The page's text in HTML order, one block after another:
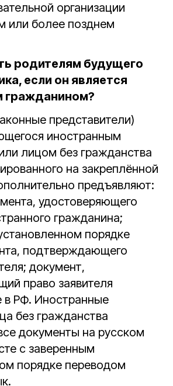
организации
или более позднем
родителям будущего
если он является
гражданином?
представители)
иностранным
лицом без гражданства
на закреплённой
предъявляют:
удостоверяющего
гражданина;
порядке
подтверждающего
документ,
право заявителя
в РФ. Иностранные
без гражданства
документы на русском
с заверенным
порядке переводом